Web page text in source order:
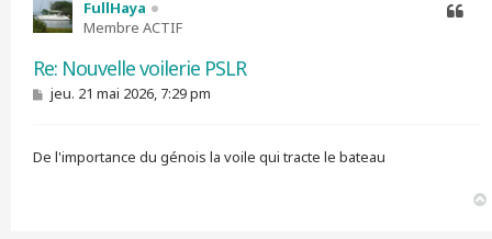
FullHaya
Membre ACTIF
Re: Nouvelle voilerie PSLR
M
e
a
jeu. 21 mai 2026, 7:29 pm
De l'importance du génois la voile qui tracte le bateau